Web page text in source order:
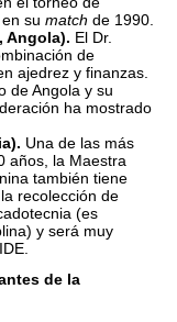
su match de 1990.
Angola). El Dr.
de
ajedrez y finanzas.
de Angola y su
ha mostrado
Una de las más
años, la Maestra
también tiene
recolección de
(es
y será muy
de la